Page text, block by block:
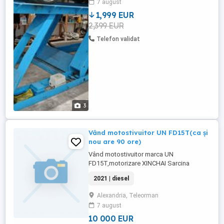
3
parte de geometrie roti, info watsap .pret
1999 euro
7 august
1,999 EUR
2,399 EUR
Telefon validat
Vând motostivuitor UN FD15T(ca și
nou are 90 ore)
Vând motostivuitor marca UN
FD15T,motorizare XINCHAI Sarcina
Stivuitorul este ca și nou,are doar 90 ore
lucrate
2021 | diesel
Alexandria, Teleorman
7 august
10 000 EUR